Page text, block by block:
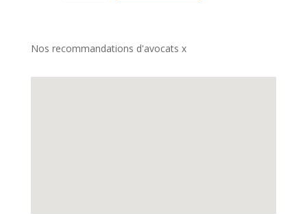
Nos recommandations d'avocats x